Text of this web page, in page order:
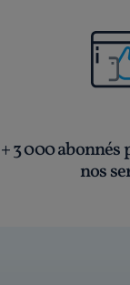
+ 3 000
nos